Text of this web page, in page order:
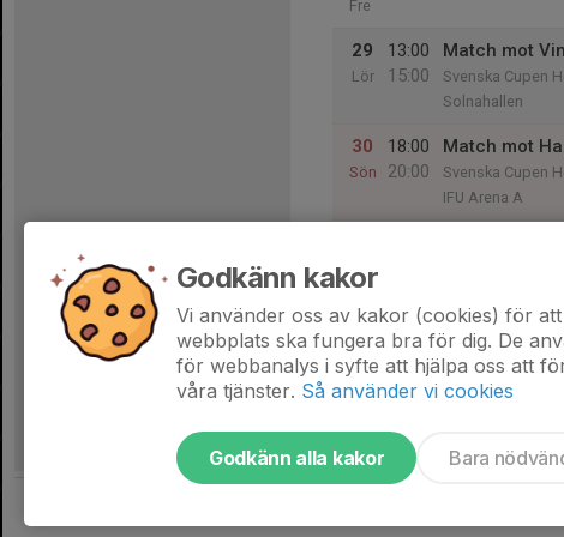
Fre
29
Lör
13:00
15:00
Match mot
Svenska Cupen
Solnahallen
30
Sön
18:00
20:00
Match mot
Svenska Cupen
IFU Arena A
31
20:30
Solnahallen
Godkänn kakor
Vi använder oss av kakor (cookies) för
webbplats ska fungera bra för dig. De
för webbanalys i syfte att hjälpa oss att
våra tjänster. Så använder vi cookies
Godkänn alla kakor Bara